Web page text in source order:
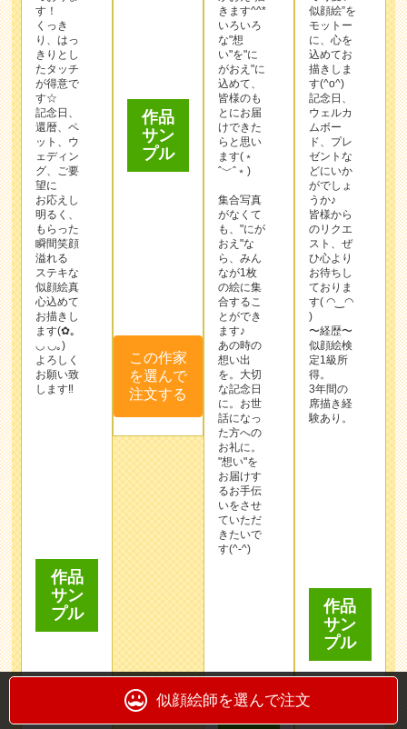
グ、ご要
望に
お応えし
明るく、
もらった
瞬間笑顔
溢れる
ステキな
似顔絵真
心込めて
お描きし
ます(✿｡
◡ ◡｡)
よろしく
お願い致
します‼
を選んで
ˆ﹀ˆ﹡)
集合写真
がなくて
も、"にが
おえ"な
ら、みん
なが1枚
の絵に集
合するこ
とができ
ます♪
想い出
を。大切
な記念日
に。お世
話になっ
た方への
お礼に。
"想い"を
お届けす
るお手伝
いをさせ
ていただ
きたいで
す(^-^)
作品
どにいか
がでしょ
うか♪
皆様から
のリクエ
スト、ぜ
ひ心より
お待ちし
ておりま
す( ◠‿◠
)
〜経歴〜
似顔絵検
定1級所
得。
3年間の
席描き経
験あり。
似顔絵師を選んで注文